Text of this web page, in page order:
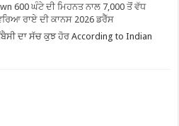
600 ਘੰਟੇ ਦੀ ਮਿਹਨਤ ਨਾਲ 7,000 ਤੋਂ ਵੱਧ
ਰਾਏ ਦੀ ਕਾਨਸ 2026 ਡਰੈੱਸ
ਦਾ ਸੱਚ ਕੁਝ ਹੋਰ According to Indian